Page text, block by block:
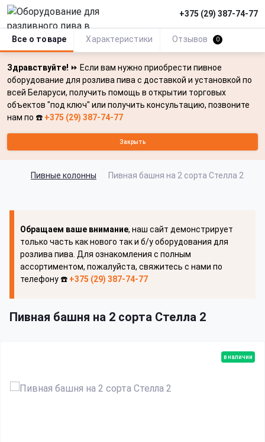
Здравствуйте! ⏩ Если вам нужно приобрести пивное
оборудование для розлива пива с доставкой и установкой по
всей Беларуси, получить помощь в открытии торговых
объектов "под ключ" или получить консультацию, позвоните
нам по ☎️ +375 (29) 387-74-77
Закрыть
+375 (29) 387-74-77
Пивные колонны Пивная башня на 2 сорта Стелла 2
Обращаем ваше внимание, наш сайт демонстрирует
только часть как нового так и б/у оборудования для
розлива пива. Для ознакомления с полным
ассортиментом, пожалуйста, свяжитесь с нами по
телефону ☎️ +375 (29) 387-74-77
Пивная башня на 2 сорта Стелла 2
Все о товаре Характеристики Отзывов 0
в наличии